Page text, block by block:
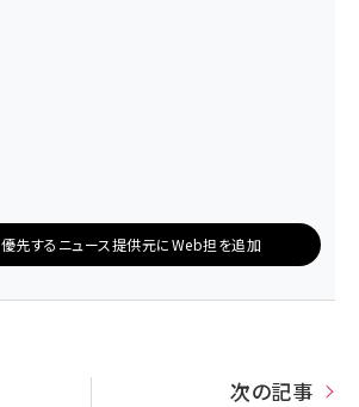
優先するニュース提供元にWeb担を追加
次の記事